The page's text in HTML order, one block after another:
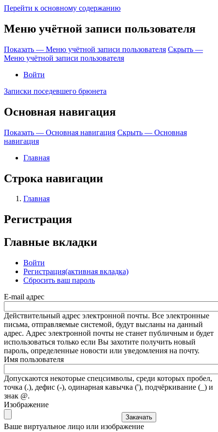
Перейти к основному содержанию
Меню учётной записи пользователя
Показать — Меню учётной записи пользователя Скрыть —
Меню учётной записи пользователя
Войти
Записки поседевшего брюнета
Основная навигация
Показать — Основная навигация Скрыть — Основная
навигация
Главная
Строка навигации
Главная
Регистрация
Главные вкладки
Войти
Регистрация(активная вкладка)
Сбросить ваш пароль
E-mail адрес
Действительный адрес электронной почты. Все электронные
письма, отправляемые системой, будут высланы на данный
адрес. Адрес электронной почты не станет публичным и будет
использоваться только если Вы захотите получить новый
пароль, определенные новости или уведомления на почту.
Имя пользователя
Допускаются некоторые спецсимволы, среди которых пробел,
точка (.), дефис (-), одинарная кавычка ('), подчёркивание (_) и
знак @.
Изображение
Ваше виртуальное лицо или изображение